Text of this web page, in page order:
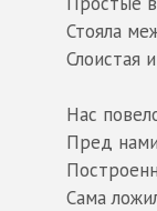
Стояла
Слоистая
Нас
Пред
Сама